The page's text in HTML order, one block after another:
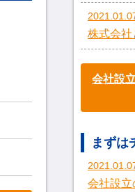
株式会社
会社設
まずは
会社設立